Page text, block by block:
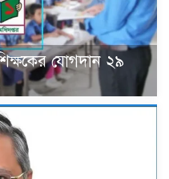
যোগদান ২৯